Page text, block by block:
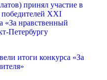
принял участие в
XXI
«За нравственный
Петербургу
итоги конкурса «За